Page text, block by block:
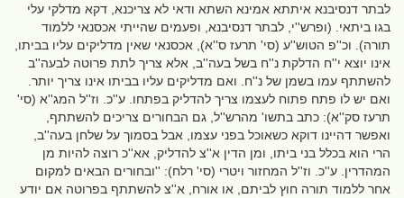
לבתר דנסיבנא איתתא אמינא השתא ודאי לא צריכנא, דקא מדלקי עלי
בגו ביתאי. (ופרש''י, לבתר דנסיבנא, ופעמים שהייתי אכסנאי ללמוד
תורה). וכ''פ הטוש''ע (סי' תרעז ס''א), אכסנאי שאין מדליקים עליו בביתו,
אינו יוצא י''ח הדלקת נ''ח בשל בעה''ב, אלא צריך לתת פרוטה לבעה''ב
להשתתף עמו בשמן של נ''ח. ואם מדליקים עליו בביתו אינו צריך יותר.
ואם יש לו פתח פתוח לעצמו צריך להדליק בפתחו. ע''כ. וז''ל המג''א (סי'
תרעז סק''א): כתב בתשו' מהרש''ל, גם הבחורים צריכים להשתתף,
ואפשר דהיינו דוקא כשאוכל בפני עצמו, אבל בסמוך על שלחן בעה''ב,
הרי הוא בכלל בני ביתו, ומן הדין א''צ להדליק, אא''כ רוצה להיות מן
המהדרין. ע''כ. וז''ל המחזור ויטרי (סי' רלח): ''ובחורים הבאים למקום
אחר ללמוד תורה חוץ לביתם, או אורח, א''צ להשתתף בפרוטה אם יודע